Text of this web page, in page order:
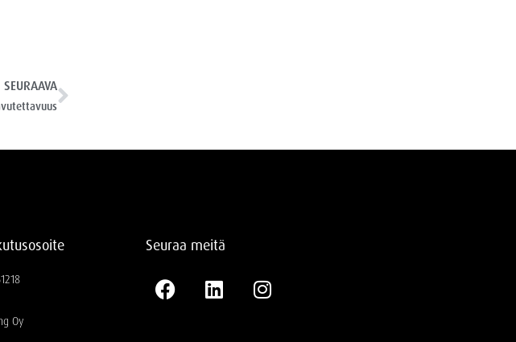
SEURAAVA
Oy
Seuraa meitä